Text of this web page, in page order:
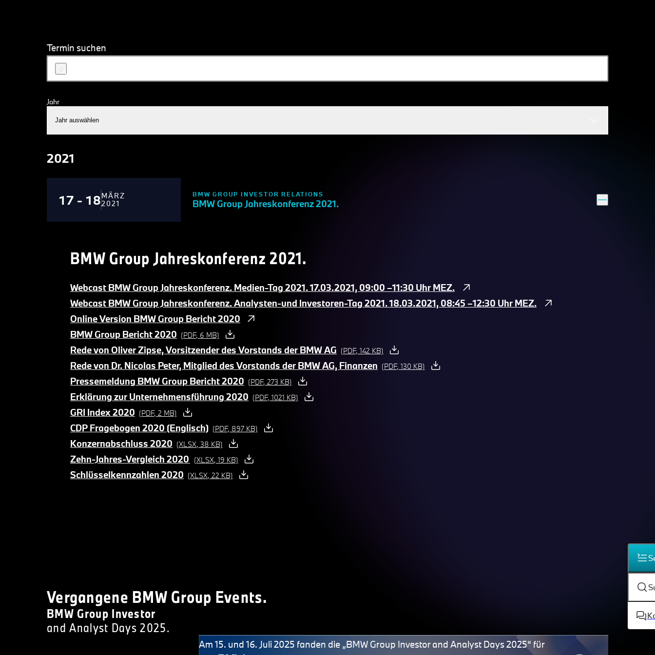
Termin suchen
Jahr
Jahr auswählen
2021
17 - 18MÄRZ
2021
BMW GROUP INVESTOR RELATIONS
BMW Group Jahreskonferenz 2021.
BMW Group Jahreskonferenz 2021.
Webcast BMW Group Jahreskonferenz. Medien-Tag 2021. 17.03.2021, 09:00 –11:30 Uhr MEZ.
Webcast BMW Group Jahreskonferenz. Analysten-und Investoren-Tag 2021. 18.03.2021, 08:45 –12:30 Uhr MEZ.
Online Version BMW Group Bericht 2020
BMW Group Bericht 2020 (PDF, 6 MB)
Rede von Oliver Zipse, Vorsitzender des Vorstands der BMW AG (PDF, 142 KB)
Rede von Dr. Nicolas Peter, Mitglied des Vorstands der BMW AG, Finanzen (PDF, 130 KB)
Pressemeldung BMW Group Bericht 2020 (PDF, 273 KB)
Erklärung zur Unternehmensführung 2020 (PDF, 1021 KB)
GRI Index 2020 (PDF, 2 MB)
CDP Fragebogen 2020 (Englisch) (PDF, 897 KB)
Konzernabschluss 2020 (XLSX, 38 KB)
Zehn-Jahres-Vergleich 2020 (XLSX, 19 KB)
Schlüsselkennzahlen 2020 (XLSX, 22 KB)
Vergangene BMW Group Events.
BMW Group Investor
and Analyst Days 2025.
Am 15. und 16. Juli 2025 fanden die „BMW Group Investor and Analyst Days 2025“ für